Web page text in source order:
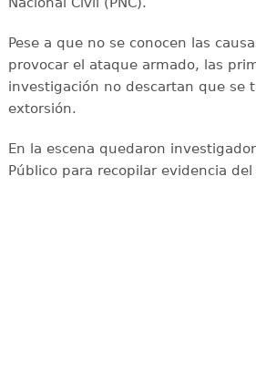
Pese a que no se conocen las
provocar el ataque armado, las
investigación no descartan que se
extorsión.
En la escena quedaron
Público para recopilar evidencia del